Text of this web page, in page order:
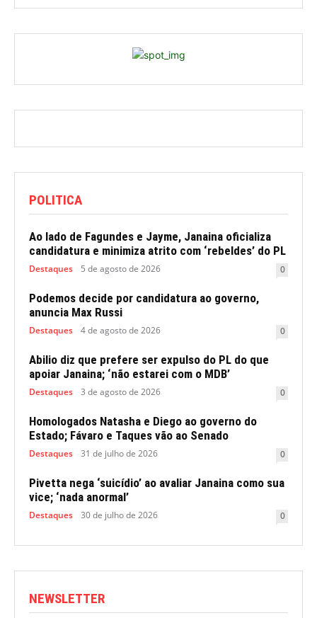
POLITICA
Ao lado de Fagundes e Jayme, Janaina oficializa
candidatura e minimiza atrito com ‘rebeldes’ do PL
Destaques 5 de agosto de 2026 0
Podemos decide por candidatura ao governo,
anuncia Max Russi
Destaques 4 de agosto de 2026 0
Abilio diz que prefere ser expulso do PL do que
apoiar Janaina; ‘não estarei com o MDB’
Destaques 3 de agosto de 2026 0
Homologados Natasha e Diego ao governo do
Estado; Fávaro e Taques vão ao Senado
Destaques 31 de julho de 2026 0
Pivetta nega ‘suicídio’ ao avaliar Janaina como sua
vice; ‘nada anormal’
Destaques 30 de julho de 2026 0
NEWSLETTER